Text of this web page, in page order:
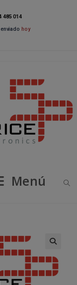
485 014
hoy
Menú
🔍